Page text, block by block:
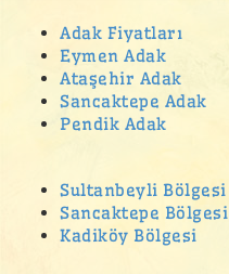
Adak Fiyatları
Eymen Adak
Ataşehir Adak
Sancaktepe Adak
Pendik Adak
Sultanbeyli Bölgesi
Sancaktepe Bölgesi
Kadiköy Bölgesi